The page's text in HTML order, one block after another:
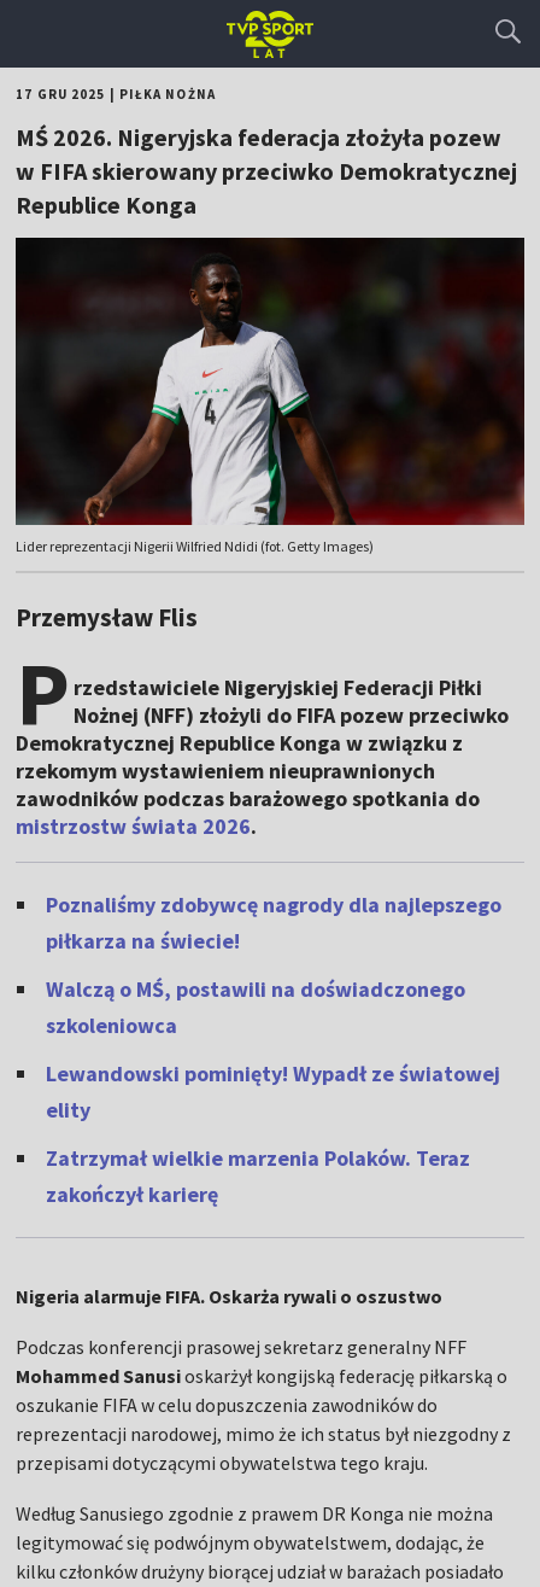
17 GRU 2025 PIŁKA NOŻNA
MŚ 2026. Nigeryjska federacja złożyła pozew
w FIFA skierowany przeciwko Demokratycznej
Republice Konga
Lider reprezentacji Nigerii Wilfried Ndidi (fot. Getty Images)
Przemysław Flis
P rzedstawiciele Nigeryjskiej Federacji Piłki
Nożnej (NFF) złożyli do FIFA pozew przeciwko
Demokratycznej Republice Konga w związku z
rzekomym wystawieniem nieuprawnionych
zawodników podczas barażowego spotkania do
mistrzostw świata 2026.
Poznaliśmy zdobywcę nagrody dla najlepszego
piłkarza na świecie!
Walczą o MŚ, postawili na doświadczonego
szkoleniowca
Lewandowski pominięty! Wypadł ze światowej
elity
Zatrzymał wielkie marzenia Polaków. Teraz
zakończył karierę
Nigeria alarmuje FIFA. Oskarża rywali o oszustwo
Podczas konferencji prasowej sekretarz generalny NFF
Mohammed Sanusioskarżył kongijską federację piłkarską o
oszukanie FIFA w celu dopuszczenia zawodników do
reprezentacji narodowej, mimo że ich status był niezgodny z
przepisami dotyczącymi obywatelstwa tego kraju.
Według Sanusiego zgodnie z prawem DR Konga nie można
legitymować się podwójnym obywatelstwem, dodając, że
kilku członków drużyny biorącej udział w barażach posiadało